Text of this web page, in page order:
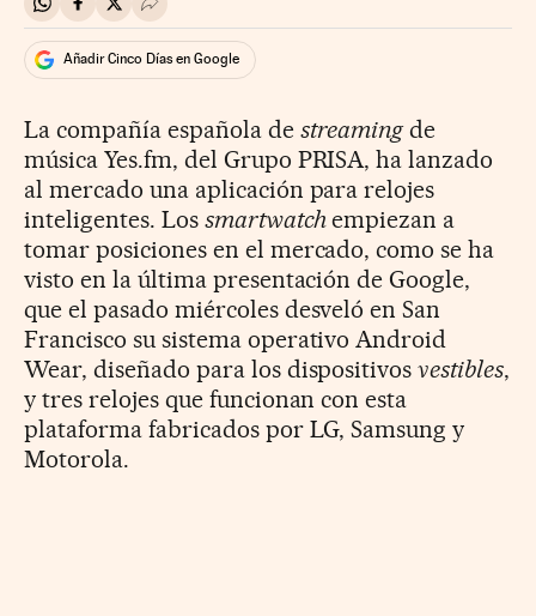
Compartir en Whatsapp
Compartir en Facebook
Compartir en Twitter
Desplegar Redes Sociales
Añadir Cinco Días en Google
La compañía española de streamingde
música Yes.fm, del Grupo PRISA, ha lanzado
al mercado una aplicación para relojes
inteligentes. Los smartwatchempiezan a
tomar posiciones en el mercado, como se ha
visto en la última presentación de Google,
que el pasado miércoles desveló en San
Francisco su sistema operativo Android
Wear, diseñado para los dispositivosvestibles,
y tres relojes que funcionan con esta
plataforma fabricados por LG, Samsung y
Motorola.